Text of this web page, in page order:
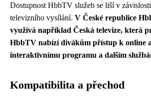
Dostupnost HbbTV služeb se liší v
televizního vysílání. V České republice
využívá například Česká televize, která
HbbTV nabízí divákům přístup k online
interaktivnímu programu a dalším
Kompatibilita a přechod